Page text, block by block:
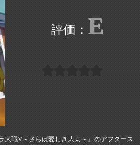
E
大戦V～さらば愛しき人よ～』のアフタース